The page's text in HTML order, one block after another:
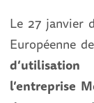
Le 27 janvier
Européenne
l’entreprise